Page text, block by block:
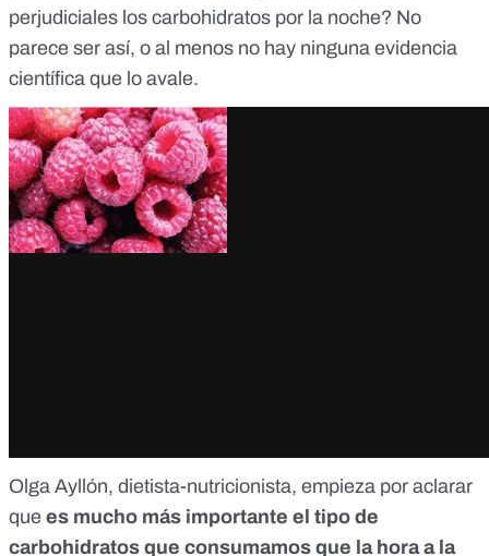
perjudiciales los carbohidratos por la noche? No
parece ser así, o al menos no hay ninguna evidencia
científica que lo avale.
Olga Ayllón, dietista-nutricionista, empieza por aclarar
que es mucho más importante el tipo de
carbohidratos que consumamos que la hora a la